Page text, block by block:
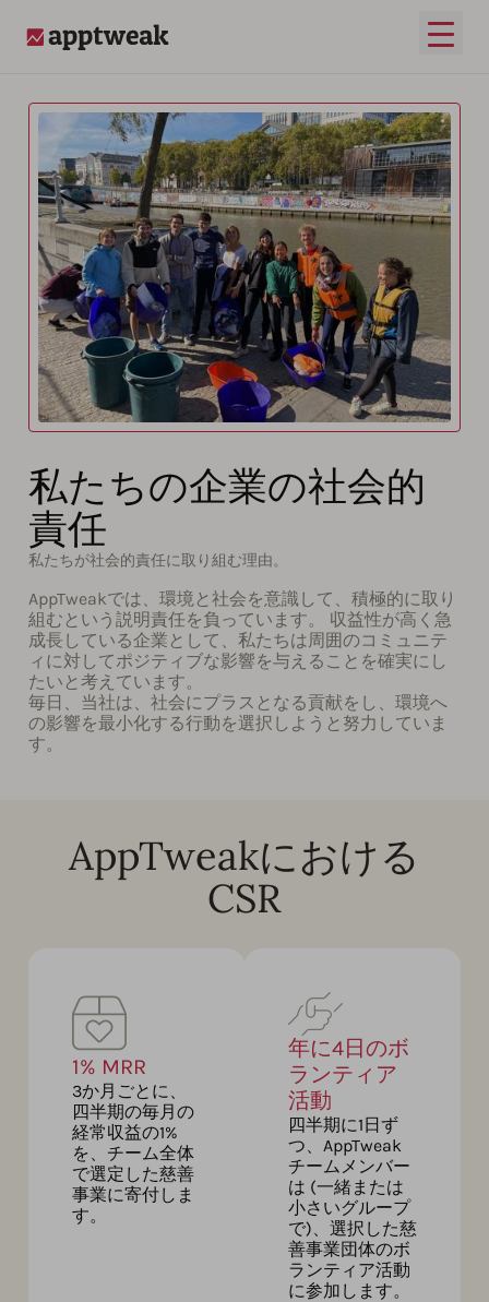
メイ
私たちの企業の社会的
責任
私たちが社会的責任に取り組む理由。
AppTweakでは、環境と社会を意識して、積極的に取り
組むという説明責任を負っています。 収益性が高く急
成長している企業として、私たちは周囲のコミュニテ
ィに対してポジティブな影響を与えることを確実にし
たいと考えています。
毎日、当社は、社会にプラスとなる貢献をし、環境へ
の影響を最小化する行動を選択しようと努力していま
す。
AppTweakにおける
CSR
1% MRR
3か月ごとに、
四半期の毎月の
経常収益の1%
を、チーム全体
で選定した慈善
事業に寄付しま
す。
年に4日のボ
ランティア
活動
四半期に1日ず
つ、AppTweak
チームメンバー
は (一緒または
小さいグループ
で)、選択した慈
善事業団体のボ
ランティア活動
に参加します。